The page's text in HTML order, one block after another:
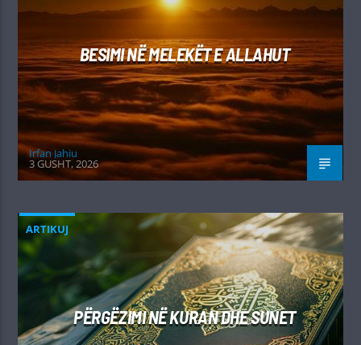
BESIMI NË MELEKËT E ALLAHUT
Irfan Jahiu
3 GUSHT, 2026
ARTIKUJ
PËRGËZIMI NË KURAN DHE SUNET